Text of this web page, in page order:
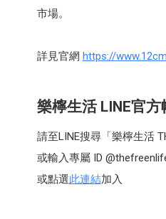
市場。
詳見官網 https://
樂檸生活 LINE官方
請至LINE搜尋「樂檸生活
或輸入專屬 ID
或點選此連結加入